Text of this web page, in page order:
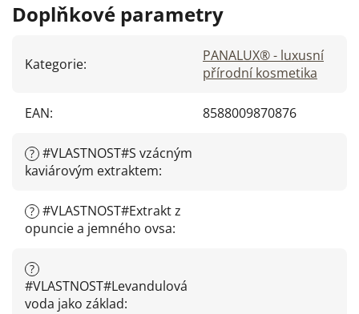
Doplňkové parametry
Kategorie:
PANALUX® - luxusní
přírodní kosmetika
EAN: 8588009870876
? #VLASTNOST#S vzácným
kaviárovým extraktem:
? #VLASTNOST#Extrakt z
opuncie a jemného ovsa:
?
#VLASTNOST#Levandulová
voda jako základ: